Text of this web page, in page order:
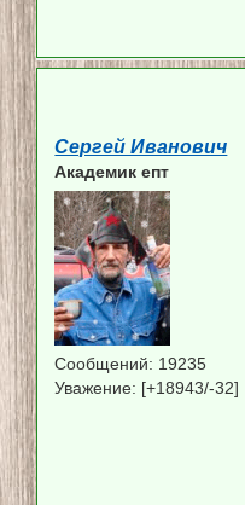
Сергей Иванович
Академик епт
Сообщений: 19235
Уважение: [+18943/-32]